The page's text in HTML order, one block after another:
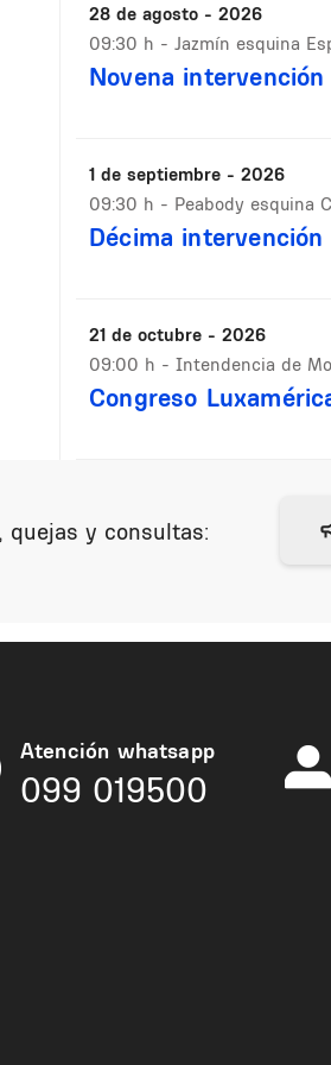
28 de agosto - 2026
09:30 h - Jazmín esquina
Novena
1 de septiembre - 2026
09:30 h - Peabody esquina
Décima
21 de octubre - 2026
09:00 h - Intendencia de
Congreso
quejas y consultas:
Atención whatsapp
099 019500